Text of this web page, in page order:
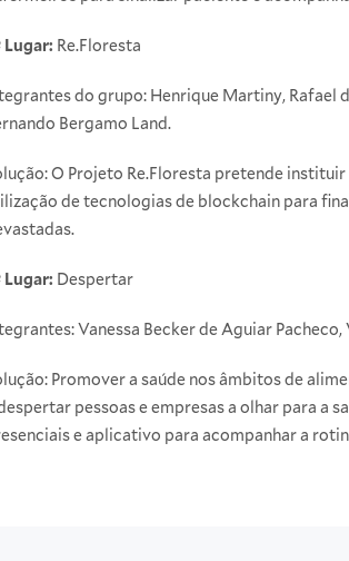
Lugar: Re.Floresta
do grupo: Henrique Martiny, Rafael
Bergamo Land.
O Projeto Re.Floresta pretende
de tecnologias de blockchain para
Lugar: Despertar
Vanessa Becker de Aguiar
Promover a saúde nos âmbitos de
pessoas e empresas a olhar para a
e aplicativo para acompanhar a